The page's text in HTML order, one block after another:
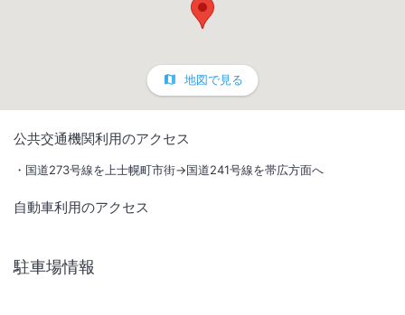
＜源泉掛け流しの温泉も堪能＞フィンランドパイン材使用のコテージは
【BBQセットレンタル付】プランもご用意 ！
地図で見る
公共交通機関利用のアクセス
国道273号線を上士幌町市街→国道241号線を帯広方面へ
自動車利用のアクセス
駐車場情報